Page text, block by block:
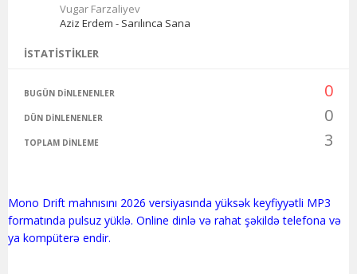
Vugar Farzaliyev
Aziz Erdem - Sarılınca Sana
İSTATISTIKLER
BUGÜN DINLENENLER 0
DÜN DINLENENLER 0
TOPLAM DINLEME 3
Mono Drift mahnısını 2026 versiyasında yüksək keyfiyyətli MP3
formatında pulsuz yüklə. Online dinlə və rahat şəkildə telefona və
ya kompüterə endir.